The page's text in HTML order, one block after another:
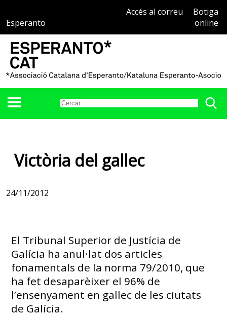
Esperanto
Accés al correu
Botiga
online
Victòria del gallec
24/11/2012
El Tribunal Superior de Justícia de
Galícia ha anul·lat dos articles
fonamentals de la norma 79/2010, que
ha fet desaparèixer el 96% de
l’ensenyament en gallec de les ciutats
de Galícia.